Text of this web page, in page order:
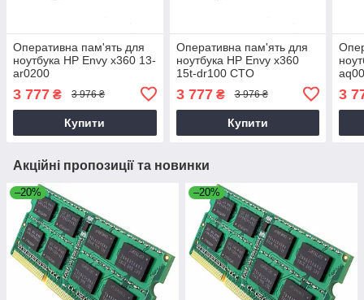
Оперативна пам'ять для
ноутбука HP Envy x360 13-
ar0200
3 777 ₴ 3 976 ₴
Купити
Оперативна пам'ять для
ноутбука HP Envy x360
15t-dr100 CTO
3 777₴ 3 976 ₴
Купити
3
Акційні пропозиції та новинки
–20% –20%